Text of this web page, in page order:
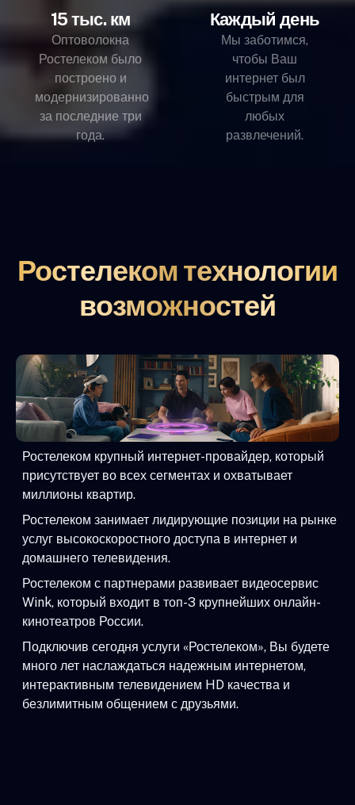
15 тыс. км
Оптоволокна
Ростелеком было
построено и
модернизированно
за последние три
года.
Каждый день
Мы заботимся,
чтобы Ваш
интернет был
быстрым для
любых
развлечений.
Ростелеком технологии
возможностей
Ростелеком крупный интернет-провайдер, который
присутствует во всех сегментах и охватывает
миллионы квартир.
Ростелеком занимает лидирующие позиции на рынке
услуг высокоскоростного доступа в интернет и
домашнего телевидения.
Ростелеком с партнерами развивает видеосервис
Wink, который входит в топ-3 крупнейших онлайн-
кинотеатров России.
Подключив сегодня услуги «Ростелеком», Вы будете
много лет наслаждаться надежным интернетом,
интерактивным телевидением HD качества и
безлимитным общением с друзьями.